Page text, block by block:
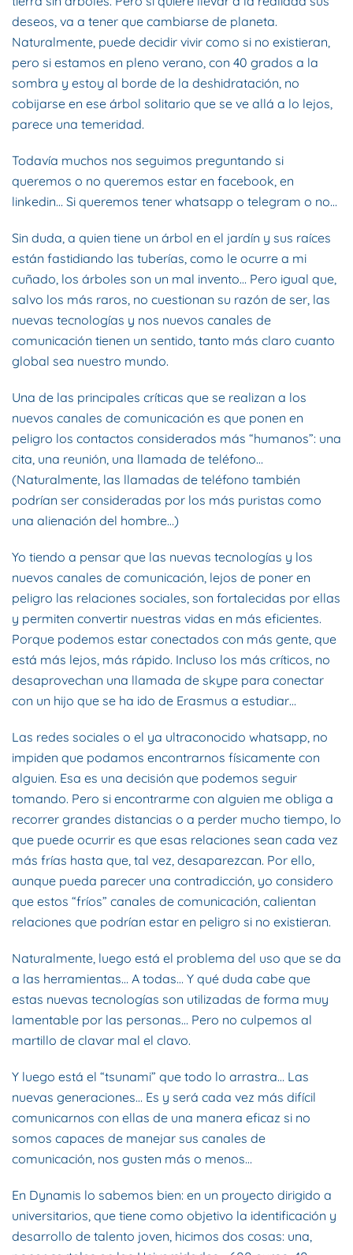
deseos, va a tener que cambiarse de planeta.
Naturalmente, puede decidir vivir como si no existieran,
pero si estamos en pleno verano, con 40 grados a la
sombra y estoy al borde de la deshidratación, no
cobijarse en ese árbol solitario que se ve allá a lo lejos,
parece una temeridad.
Todavía muchos nos seguimos preguntando si
queremos o no queremos estar en facebook, en
linkedin… Si queremos tener whatsapp o telegram o no…
Sin duda, a quien tiene un árbol en el jardín y sus raíces
están fastidiando las tuberías, como le ocurre a mi
cuñado, los árboles son un mal invento… Pero igual que,
salvo los más raros, no cuestionan su razón de ser, las
nuevas tecnologías y nos nuevos canales de
comunicación tienen un sentido, tanto más claro cuanto
global sea nuestro mundo.
Una de las principales críticas que se realizan a los
nuevos canales de comunicación es que ponen en
peligro los contactos considerados más “humanos”: una
cita, una reunión, una llamada de teléfono…
(Naturalmente, las llamadas de teléfono también
podrían ser consideradas por los más puristas como
una alienación del hombre…)
Yo tiendo a pensar que las nuevas tecnologías y los
nuevos canales de comunicación, lejos de poner en
peligro las relaciones sociales, son fortalecidas por ellas
y permiten convertir nuestras vidas en más eficientes.
Porque podemos estar conectados con más gente, que
está más lejos, más rápido. Incluso los más críticos, no
desaprovechan una llamada de skype para conectar
con un hijo que se ha ido de Erasmus a estudiar…
Las redes sociales o el ya ultraconocido whatsapp, no
impiden que podamos encontrarnos físicamente con
alguien. Esa es una decisión que podemos seguir
tomando. Pero si encontrarme con alguien me obliga a
recorrer grandes distancias o a perder mucho tiempo, lo
que puede ocurrir es que esas relaciones sean cada vez
más frías hasta que, tal vez, desaparezcan. Por ello,
aunque pueda parecer una contradicción, yo considero
que estos “fríos” canales de comunicación, calientan
relaciones que podrían estar en peligro si no existieran.
Naturalmente, luego está el problema del uso que se da
a las herramientas… A todas… Y qué duda cabe que
estas nuevas tecnologías son utilizadas de forma muy
lamentable por las personas… Pero no culpemos al
martillo de clavar mal el clavo.
Y luego está el “tsunami” que todo lo arrastra… Las
nuevas generaciones… Es y será cada vez más difícil
comunicarnos con ellas de una manera eficaz si no
somos capaces de manejar sus canales de
comunicación, nos gusten más o menos…
En Dynamis lo sabemos bien: en un proyecto dirigido a
universitarios, que tiene como objetivo la identificación y
desarrollo de talento joven, hicimos dos cosas: una,